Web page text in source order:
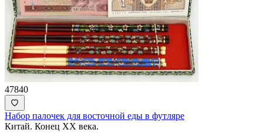
47840
Набор палочек для восточной еды в футляре
Китай. Конец ХХ века.